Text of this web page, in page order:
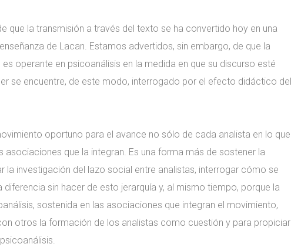
que la transmisión a través del texto se ha convertido hoy en una
de Lacan. Estamos advertidos, sin embargo, de que la
operante en psicoanálisis en la medida en que su discurso esté
se encuentre, de este modo, interrogado por el efecto didáctico del
oportuno para el avance no sólo de cada analista en lo que
que la integran. Es una forma más de sostener la
investigación del lazo social entre analistas, interrogar cómo se
sin hacer de esto jerarquía y, al mismo tiempo, porque la
sostenida en las asociaciones que integran el movimiento,
otros la formación de los analistas como cuestión y para propiciar